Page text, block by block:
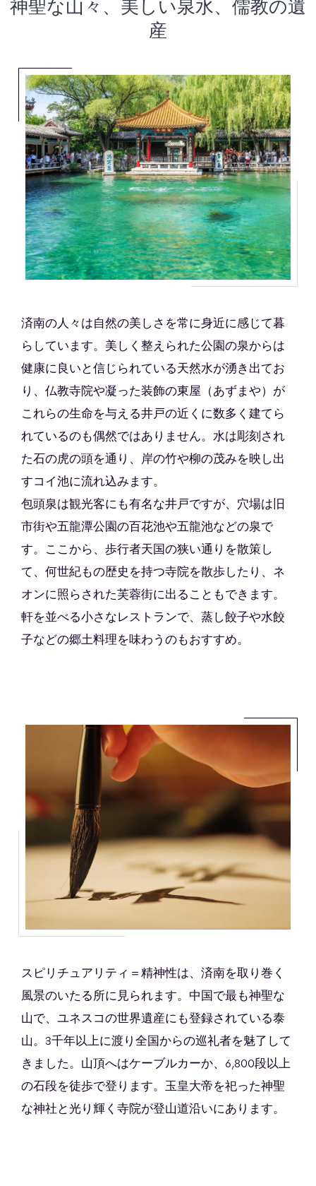
神聖な山々、美しい泉水、儒教の遺
産
済南の人々は自然の美しさを常に身近に感じて暮
らしています。美しく整えられた公園の泉からは
健康に良いと信じられている天然水が湧き出てお
り、仏教寺院や凝った装飾の東屋（あずまや）が
これらの生命を与える井戸の近くに数多く建てら
れているのも偶然ではありません。水は彫刻され
た石の虎の頭を通り、岸の竹や柳の茂みを映し出
すコイ池に流れ込みます。
包頭泉は観光客にも有名な井戸ですが、穴場は旧
市街や五龍潭公園の百花池や五龍池などの泉で
す。ここから、歩行者天国の狭い通りを散策し
て、何世紀もの歴史を持つ寺院を散歩したり、ネ
オンに照らされた芙蓉街に出ることもできます。
軒を並べる小さなレストランで、蒸し餃子や水餃
子などの郷土料理を味わうのもおすすめ。
スピリチュアリティ＝精神性は、済南を取り巻く
風景のいたる所に見られます。中国で最も神聖な
山で、ユネスコの世界遺産にも登録されている泰
山。3千年以上に渡り全国からの巡礼者を魅了して
きました。山頂へはケーブルカーか、6,800段以上
の石段を徒歩で登ります。玉皇大帝を祀った神聖
な神社と光り輝く寺院が登山道沿いにあります。